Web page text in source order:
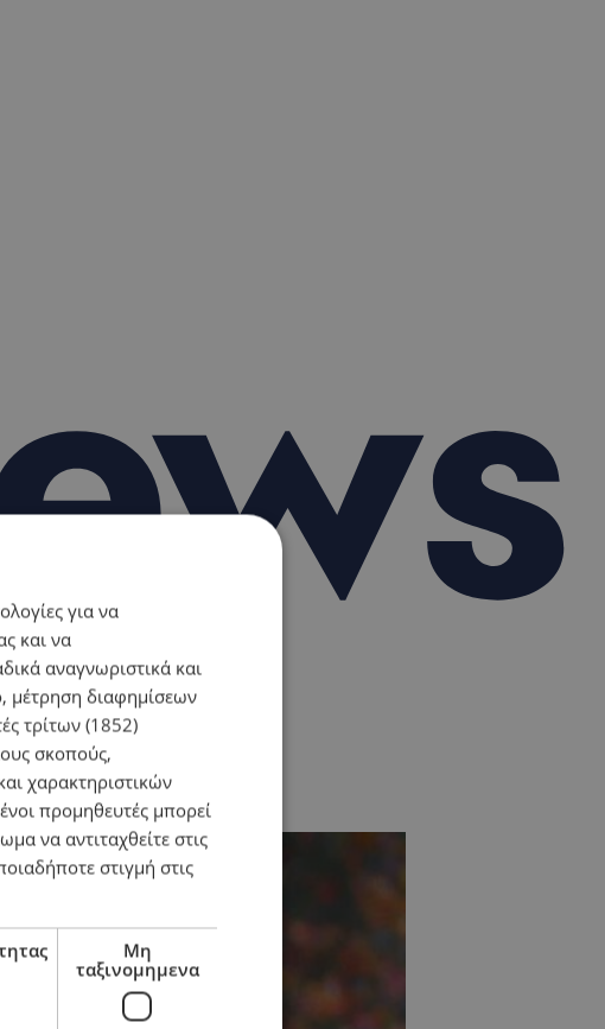
για να
και να
αναγνωριστικά και
μέτρηση διαφημίσεων
τρίτων (1852)
σκοπούς,
χαρακτηριστικών
προμηθευτές μπορεί
να αντιταχθείτε στις
στιγμή στις
Μη
ταξινομημενα